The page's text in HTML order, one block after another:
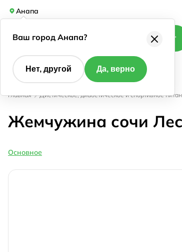
Анапа
Каталог
Главная Диетическое, диабетическое и спортивное
Жемчужина сочи
Основное
Ваш город Анапа?
Нет, другой Да, верно